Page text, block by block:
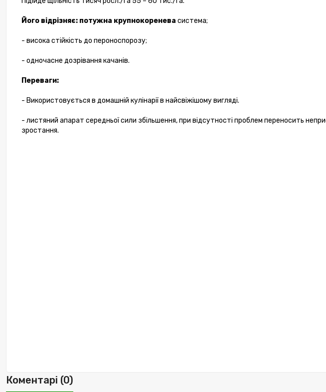
Його відрізняє: потужна крупнокоренева система;
- висока стійкість до пероноспорозу;
- одночасне дозрівання качанів.
Переваги:
- Використовується в домашній кулінарії в найсвіжішому вигляді.
- листяний апарат середньої сили збільшення, при відсутності проблем переносить
зростання.
Коментарі (0)